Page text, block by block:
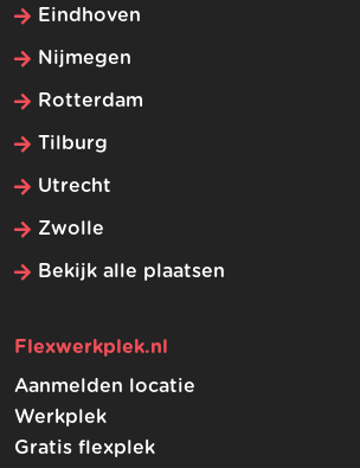
Flexwerkplek.nl
Aanmelden locatie
Werkplek
Gratis flexplek
Eindhoven
Nijmegen
Rotterdam
Tilburg
Utrecht
Zwolle
Bekijk alle plaatsen